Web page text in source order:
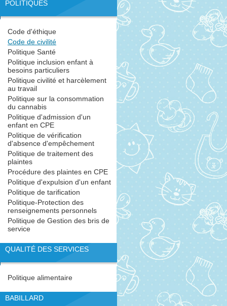
POLITIQUES
Code d'éthique
Code de civilité
Politique Santé
Politique inclusion enfant à
besoins particuliers
Politique civilité et harcèlement
au travail
Politique sur la consommation
du cannabis
Politique d'admission d'un
enfant en CPE
Politique de vérification
d'absence d'empêchement
Politique de traitement des
plaintes
Procédure des plaintes en CPE
Politique d'expulsion d'un enfant
Politique de tarification
Politique-Protection des
renseignements personnels
Politique de Gestion des bris de
service
QUALITÉ DES SERVICES
Politique alimentaire
BABILLARD